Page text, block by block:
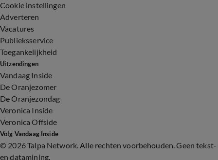
Cookie instellingen
Adverteren
Vacatures
Publieksservice
Toegankelijkheid
Uitzendingen
Vandaag Inside
De Oranjezomer
De Oranjezondag
Veronica Inside
Veronica Offside
Volg Vandaag Inside
© 2026 Talpa Network. Alle rechten voorbehouden. Geen tekst-
en datamining.